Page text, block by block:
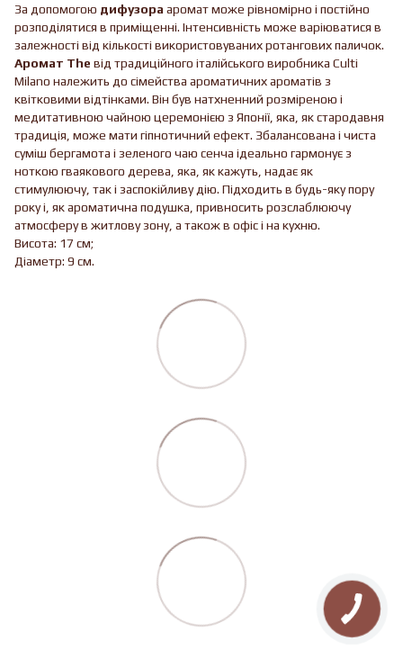
За допомогою дифузора аромат може рівномірно і постійно
розподілятися в приміщенні. Інтенсивність може варіюватися в
залежності від кількості використовуваних ротангових паличок.
Аромат The від традиційного італійського виробника Culti
Milano належить до сімейства ароматичних ароматів з
квітковими відтінками. Він був натхненний розміреною і
медитативною чайною церемонією з Японії, яка, як стародавня
традиція, може мати гіпнотичний ефект. Збалансована і чиста
суміш бергамота і зеленого чаю сенча ідеально гармонує з
ноткою гваякового дерева, яка, як кажуть, надає як
стимулюючу, так і заспокійливу дію. Підходить в будь-яку пору
року і, як ароматична подушка, привносить розслаблюючу
атмосферу в житлову зону, а також в офіс і на кухню.
Висота: 17 см;
Діаметр: 9 см.